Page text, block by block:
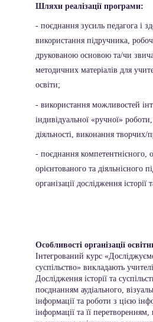
Шляхи реалізації програми:
- поєднання зусиль педагога і
використання підручника,
друкованою основою та/чи
методичних матеріалів для
освіти;
- використання можливостей
індивідуальної «ручної»
діяльності, виконання творчих/
- поєднання компетентнісного,
орієнтованого та діяльнісного
організації дослідження історії
Особливості організації
Інтегрований курс
суспільство» викладають
Дослідження історії та
поєднанням аудіального,
інформації та роботи з цією
інформації та її